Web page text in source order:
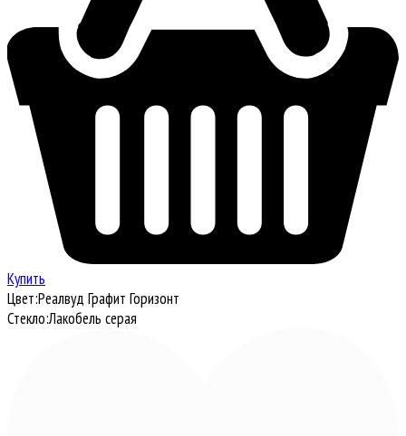
Купить
Цвет:Реалвуд Графит Горизонт
Стекло:Лакобель серая